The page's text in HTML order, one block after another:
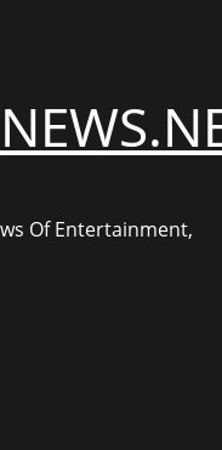
Of Entertainment,